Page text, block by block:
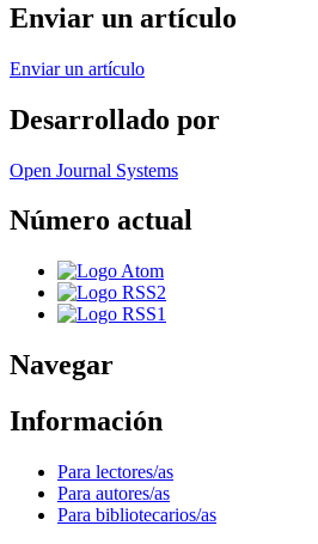
Enviar un artículo
Enviar un artículo
Desarrollado por
Open Journal Systems
Número actual
Navegar
Información
Para lectores/as
Para autores/as
Para bibliotecarios/as